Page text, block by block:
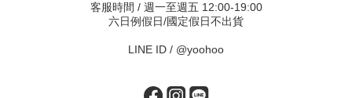
客服時間 / 週一至週五 12:00-19:00
六日例假日/國定假日不出貨
LINE ID / @yoohoo